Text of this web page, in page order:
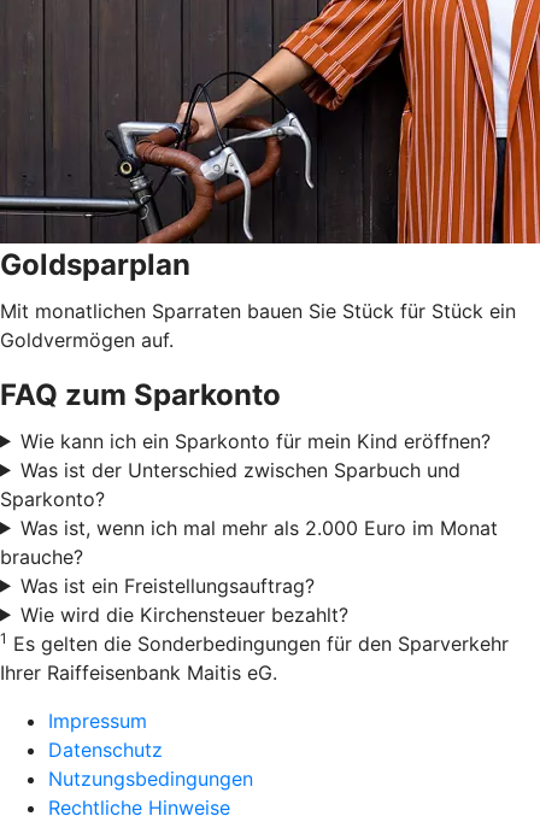
Goldsparplan
Mit monatlichen Sparraten bauen Sie Stück für Stück ein
Goldvermögen auf.
FAQ zum Sparkonto
Wie kann ich ein Sparkonto für mein Kind eröffnen?
Was ist der Unterschied zwischen Sparbuch und
Sparkonto?
Was ist, wenn ich mal mehr als 2.000 Euro im Monat
brauche?
Was ist ein Freistellungsauftrag?
Wie wird die Kirchensteuer bezahlt?
1 Es gelten die Sonderbedingungen für den Sparverkehr
Ihrer Raiffeisenbank Maitis eG.
Impressum
Datenschutz
Nutzungsbedingungen
Rechtliche Hinweise